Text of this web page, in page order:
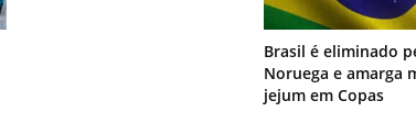
Brasil é eliminado
Noruega e amarga
jejum em Copas